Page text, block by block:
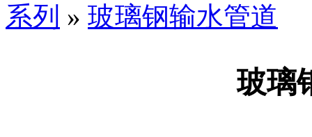
系列 » 玻璃钢输水管道
玻璃